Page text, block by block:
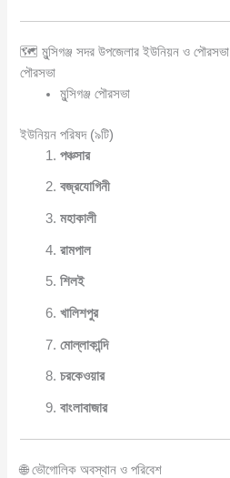
🗺️ মুন্সিগঞ্জ সদর উপজেলার ইউনিয়ন ও পৌরসভা
পৌরসভা
মুন্সিগঞ্জ পৌরসভা
ইউনিয়ন পরিষদ (৯টি)
পঞ্চসার
বজ্রযোগিনী
মহাকালী
রামপাল
শিলই
খালিশপুর
মোল্লাকান্দি
চরকেওয়ার
বাংলাবাজার
🌐 ভৌগোলিক অবস্থান ও পরিবেশ